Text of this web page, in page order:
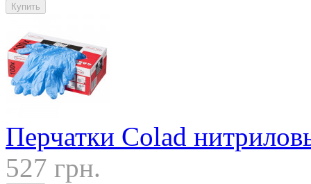
Перчатки Colad
527 грн.